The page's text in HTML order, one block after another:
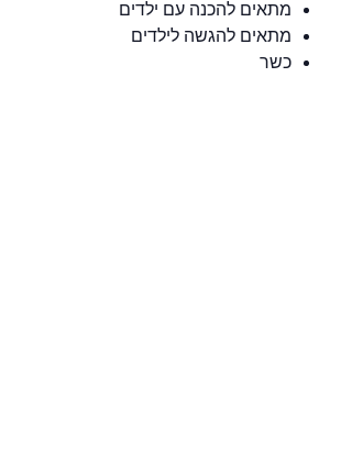
מתאים להכנה עם ילדים
מתאים להגשה לילדים
כשר